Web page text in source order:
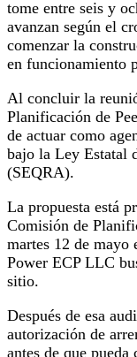
tome entre seis y
avanzan según el
comenzar la
en funcionamiento
Al concluir la
Planificación de
de actuar como
bajo la Ley Estatal
(SEQRA).
La propuesta está
Comisión de
martes 12 de mayo
Power ECP LLC
sitio.
Después de esa
autorización de
antes de que